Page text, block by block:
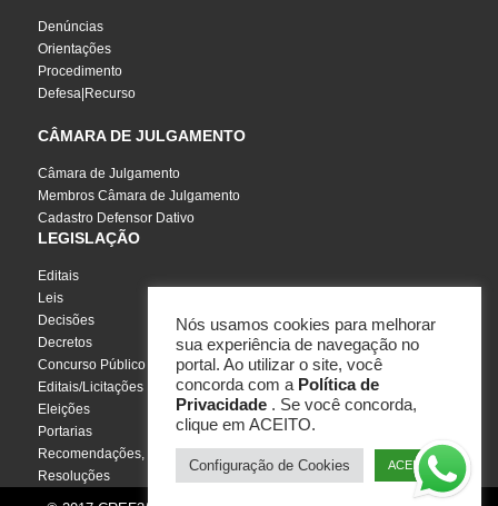
Denúncias
Orientações
Procedimento
Defesa|Recurso
CÂMARA DE JULGAMENTO
Câmara de Julgamento
Membros Câmara de Julgamento
Cadastro Defensor Dativo
LEGISLAÇÃO
Editais
Leis
Decisões
Decretos
Concurso Público
Editais/Licitações
Eleições
Portarias
Recomendações, Pareceres e Notas
Resoluções
Nós usamos cookies para melhorar
sua experiência de navegação no
portal. Ao utilizar o site, você
concorda com a Política de
Privacidade . Se você concorda,
clique em ACEITO.
Configuração de Cookies ACEITO